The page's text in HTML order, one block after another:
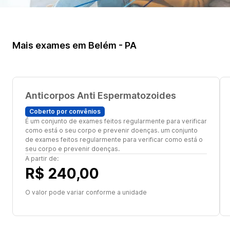
Mais exames em Belém - PA
Anticorpos Anti Espermatozoides
Coberto por convênios
É um conjunto de exames feitos regularmente para verificar
como está o seu corpo e prevenir doenças. um conjunto
de exames feitos regularmente para verificar como está o
seu corpo e prevenir doenças.
A partir de:
R$ 240,00
O valor pode variar conforme a unidade